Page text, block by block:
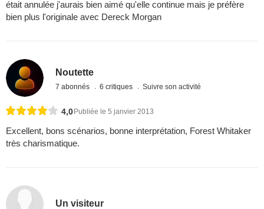
était annulée j'aurais bien aimé qu'elle continue mais je préfère
bien plus l'originale avec Dereck Morgan
Noutette
7 abonnés 6 critiques Suivre son activité
4,0Publiée le 5 janvier 2013
Excellent, bons scénarios, bonne interprétation, Forest Whitaker
très charismatique.
Un visiteur